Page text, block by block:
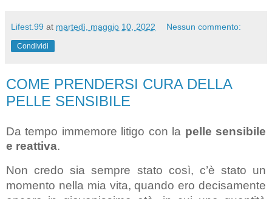
Lifest.99 at martedì, maggio 10, 2022 Nessun commento:
Condividi
COME PRENDERSI CURA DELLA
PELLE SENSIBILE
Da tempo immemore litigo con la pelle sensibile
e reattiva.
Non credo sia sempre stato così, c’è stato un
momento nella mia vita, quando ero decisamente